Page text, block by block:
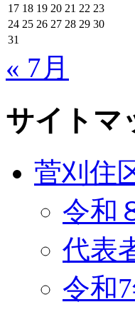
17 18 19 20 21 22 23
24 25 26 27 28 29 30
31
« 7月
サイトマ
菅刈住
令和
代表
令和